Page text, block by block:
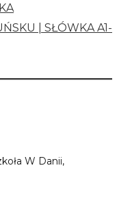
| SŁÓWKA A1-
W Danii